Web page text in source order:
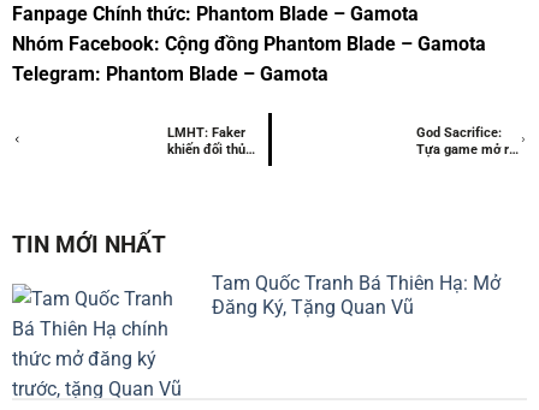
Fanpage Chính thức: Phantom Blade – Gamota
Nhóm Facebook: Cộng đồng Phantom Blade – Gamota
Telegram: Phantom Blade – Gamota
LMHT: Faker
khiến đối thủ
God Sacrifice:
Tựa game mở ra
TIN MỚI NHẤT
Tam Quốc Tranh Bá Thiên Hạ: Mở
Đăng Ký, Tặng Quan Vũ